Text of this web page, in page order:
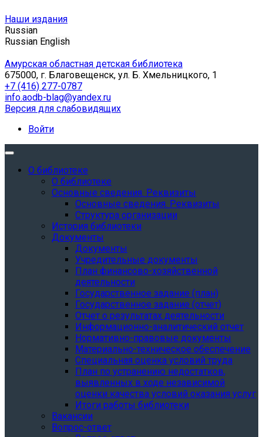
Наши издания
Russian
Russian English
Амурская областная детская библиотека
675000, г. Благовещенск, ул. Б. Хмельницкого, 1
+7 (416) 277-0787
info.aodb-blag@yandex.ru
Версия для слабовидящих
Войти
О библиотеке
О библиотеке
Основные сведения. Реквизиты
Основные сведения. Реквизиты
Структура организации
История библиотеки
Документы
Документы
Учредительные документы
План финансово-хозяйственной
деятельности
Государственное задание (план)
Государственное задание (отчет)
Отчет о результатах деятельности
Информационно-аналитический отчет
Нормативно-правовые документы
Материально-техническое обеспечение
Специальная оценка условий труда
План по устранению недостатков,
выявленных в ходе независимой
оценки качества условий оказания услуг
Итоги работы библиотеки
Вакансии
Вопрос-ответ